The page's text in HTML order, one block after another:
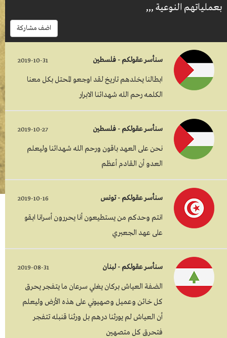
بعملياتهم النوعية ,,,
اضف مشاركة
سنأسر عقولكم - فلسطين 2019-10-31
ابطالنا يخلدهم تاريخ لقد اوجعو المحتل بكل معنا
الكلمه رحم الله شهدائنا الابرار
سنأسر عقولكم - فلسطين 2019-10-27
نحن على العهد باقون ورحم الله شهدائنا وليعلم
العدو أن القادم أعظم
سنأسر عقولكم - تونس 2019-10-16
انتم وحدكم من يستطيعون أنا يحررون أسرانا ابقو
على عهد الجعبري
سنأسر عقولكم - لبنان 2019-08-31
الضفة العياش بركان يغلي سرعان ما يتفجر يحرق
كل خائن وعميل وصهيوني على هذه الأرض وليعلم
أن العياش لم يورثنا درهم بل ورثنا قنبله تتفجر
فتحرق كل متصهين